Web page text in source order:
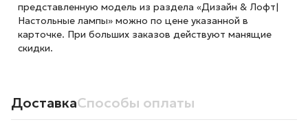
представленную модель из раздела «Дизайн & Лофт|
Настольные лампы» можно по цене указанной в
карточке. При больших заказов действуют манящие
скидки.
ДоставкаСпособы оплаты